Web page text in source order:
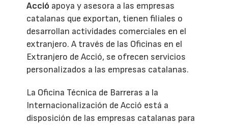
Acció apoya y asesora a las empresas
catalanas que exportan, tienen filiales o
desarrollan actividades comerciales en el
extranjero. A través de las Oficinas en el
Extranjero de Acció, se ofrecen servicios
personalizados a las empresas catalanas.
La Oficina Técnica de Barreras a la
Internacionalización de Acció está a
disposición de las empresas catalanas para